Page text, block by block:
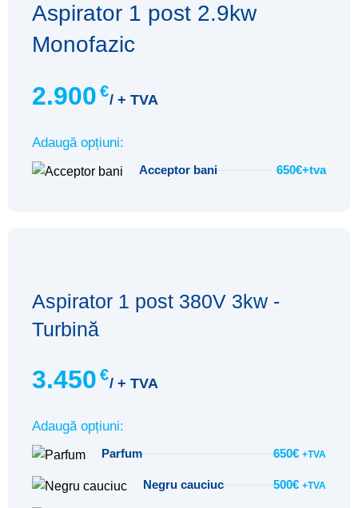
Aspirator 1 post 2.9kw
Monofazic
2.900 €/ + TVA
Adaugă opțiuni:
Acceptor bani 650€+tva
Aspirator 1 post 380V 3kw -
Turbină
3.450 €/ + TVA
Adaugă opțiuni:
Parfum 650€ +TVA
Negru cauciuc 500€ +TVA